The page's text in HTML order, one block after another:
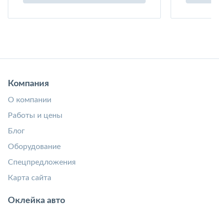
Компания
О компании
Работы и цены
Блог
Оборудование
Спецпредложения
Карта сайта
Оклейка авто